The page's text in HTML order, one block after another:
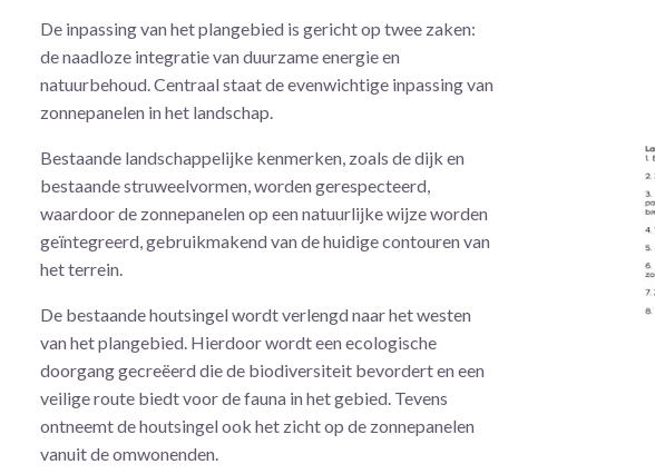
De inpassing van het plangebied is gericht op twee zaken:
de naadloze integratie van duurzame energie en
natuurbehoud. Centraal staat de evenwichtige inpassing van
zonnepanelen in het landschap.
Bestaande landschappelijke kenmerken, zoals de dijk en
bestaande struweelvormen, worden gerespecteerd,
waardoor de zonnepanelen op een natuurlijke wijze worden
geïntegreerd, gebruikmakend van de huidige contouren van
het terrein.
De bestaande houtsingel wordt verlengd naar het westen
van het plangebied. Hierdoor wordt een ecologische
doorgang gecreëerd die de biodiversiteit bevordert en een
veilige route biedt voor de fauna in het gebied. Tevens
ontneemt de houtsingel ook het zicht op de zonnepanelen
vanuit de omwonenden.